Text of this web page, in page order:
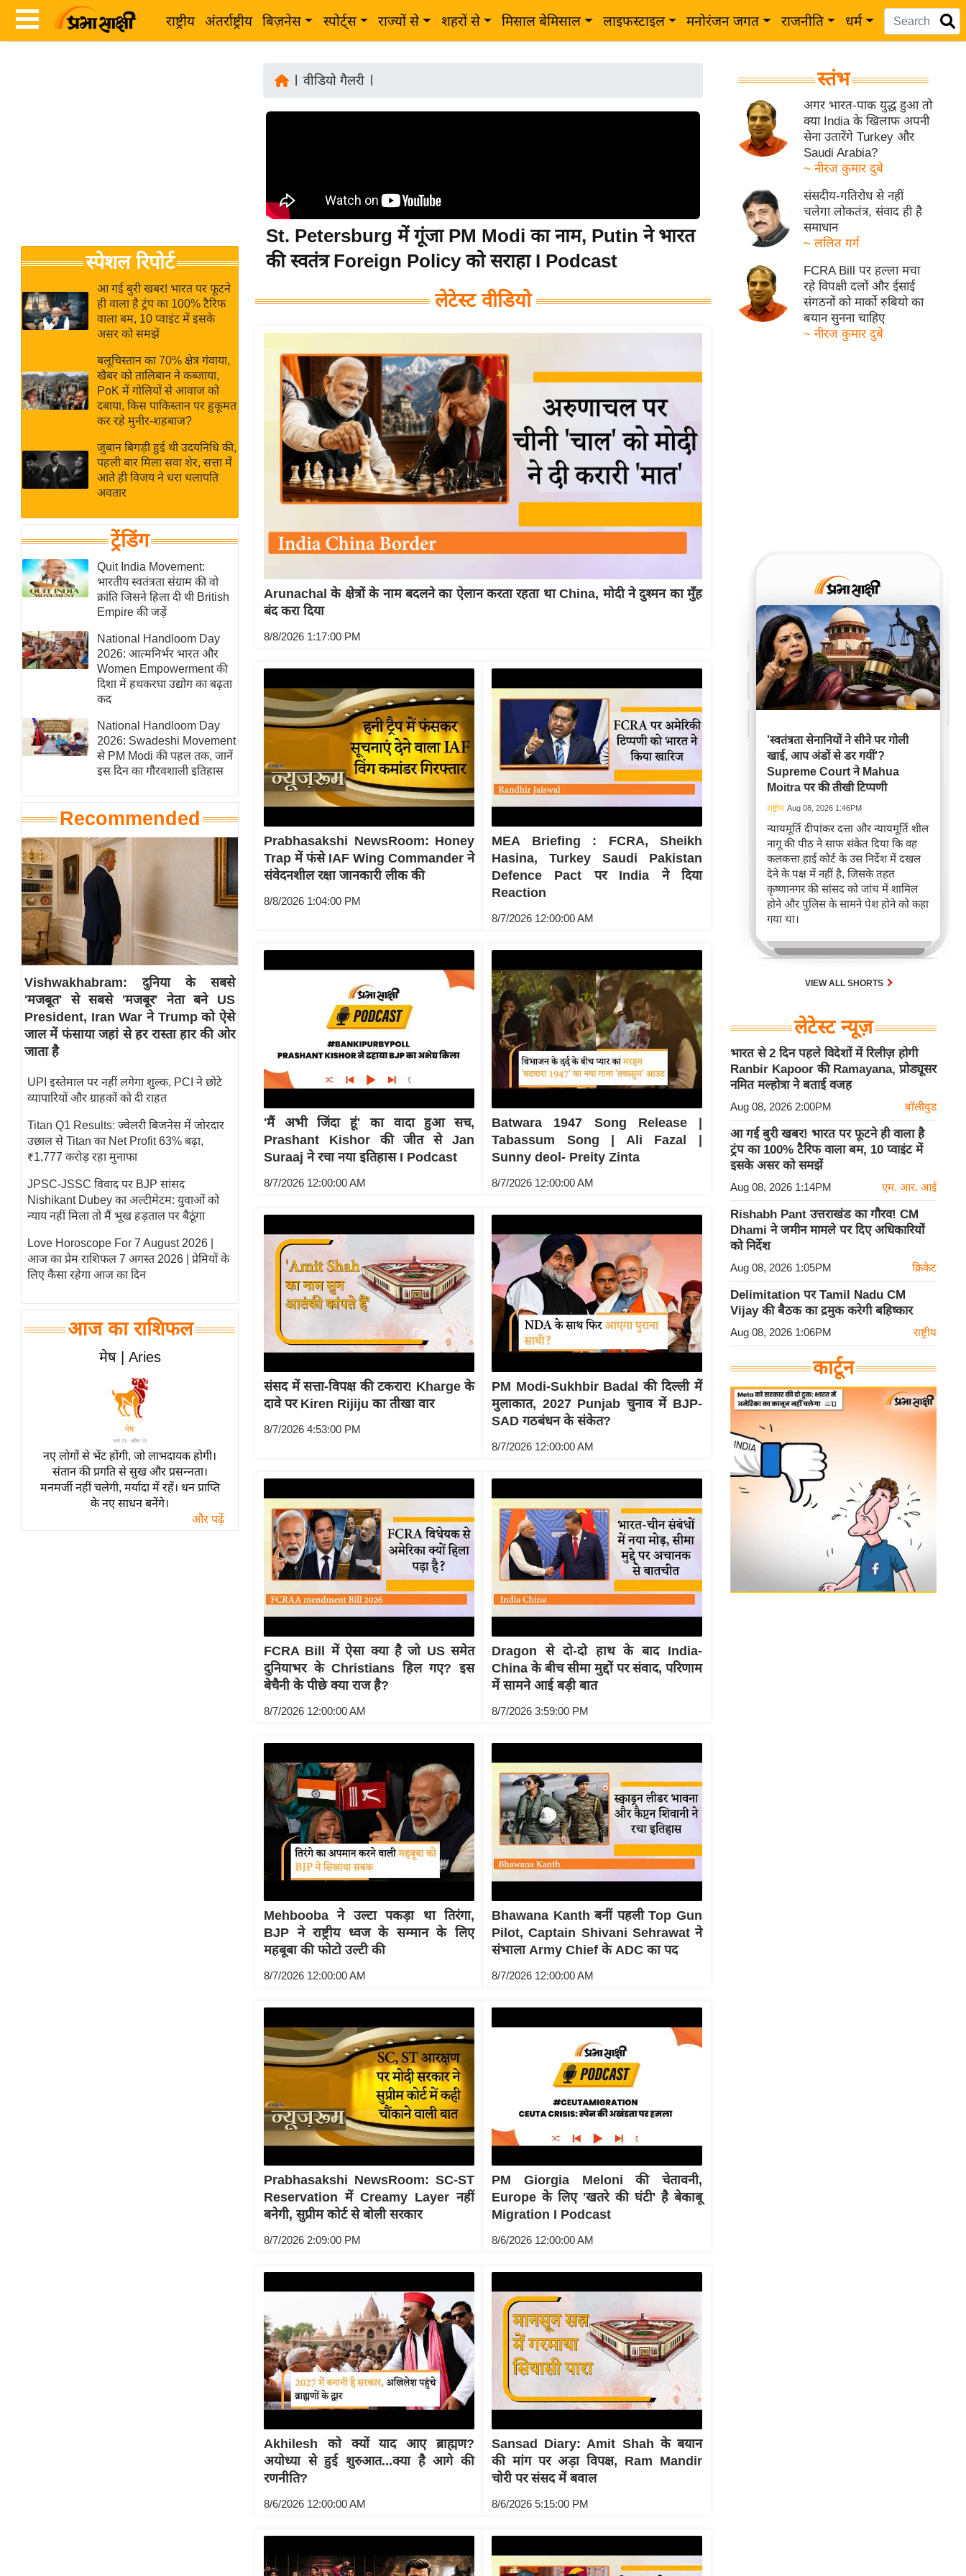
राष्ट्रीय अंतर्राष्ट्रीय बिज़नेस स्पोर्ट्स राज्यों से शहरों से मिसाल बेमिसाल लाइफस्टाइल मनोरंजन जगत राजनीति धर्म
Breaking
News in
Hindi
Hindi
Hindi
Videos
जगत
राय
बजट
क्रिकेट
IPL
2026
ई-पेपर
मिसाल बेमिसाल
शख्सियत
यंग इंडिया
साहित्य जगत
ऑटो वर्ल्ड
न्यूज ब्रीफ
मनोरंजन जगत
बॉलीवुड
हॉलीवुड
फिल्म समीक्षा
Breaking
News
लाइफस्टाइल
टेक्नॉलॉजी
घरेलू नुस्खे
पर्यटन स्थल
फिटनेस मंत्रा
रिलेशनशिप
राजनीति
विश्लेषण
समसामयिक
मातृभूमि
स्तंभ
एम.
आर.
समीक्षा
ज्योतिष
प्रभु
धर्मस्थल
व्रत
राशिफल
विशेष
स्पेशल रिपोर्ट
आ गई बुरी खबर! भारत पर फूटने
ही वाला है ट्रंप का 100% टैरिफ
वाला बम, 10 प्वाइंट में इसके
असर को समझें
बलूचिस्तान का 70% क्षेत्र गंवाया,
खैबर को तालिबान ने कब्जाया,
PoK में गोलियों से आवाज को
दबाया, किस पाकिस्तान पर हुकूमत
कर रहे मुनीर-शहबाज?
जुबान बिगड़ी हुई थी उदयनिधि की,
पहली बार मिला सवा शेर, सत्ता में
आते ही विजय ने धरा थलापति
अवतार
ट्रेंडिंग
Quit India Movement:
भारतीय स्वतंत्रता संग्राम की वो
क्रांति जिसने हिला दी थी British
Empire की जड़ें
National Handloom Day
2026: आत्मनिर्भर भारत और
Women Empowerment की
दिशा में हथकरघा उद्योग का बढ़ता
कद
National Handloom Day
2026: Swadeshi Movement
से PM Modi की पहल तक, जानें
इस दिन का गौरवशाली इतिहास
Recommended
Vishwakhabram: दुनिया के सबसे
'मजबूत' से सबसे 'मजबूर' नेता बने US
President, Iran War ने Trump को ऐसे
जाल में फंसाया जहां से हर रास्ता हार की ओर
जाता है
UPI इस्तेमाल पर नहीं लगेगा शुल्क, PCI ने छोटे
व्यापारियों और ग्राहकों को दी राहत
Titan Q1 Results: ज्वेलरी बिजनेस में जोरदार
उछाल से Titan का Net Profit 63% बढ़ा,
₹1,777 करोड़ रहा मुनाफा
JPSC-JSSC विवाद पर BJP सांसद
Nishikant Dubey का अल्टीमेटम: युवाओं को
न्याय नहीं मिला तो मैं भूख हड़ताल पर बैठूंगा
Love Horoscope For 7 August 2026 |
आज का प्रेम राशिफल 7 अगस्त 2026 | प्रेमियों के
लिए कैसा रहेगा आज का दिन
आज का राशिफल
मेष | Aries
नए लोगों से भेंट होंगी, जो लाभदायक होगी।
संतान की प्रगति से सुख और प्रसन्नता।
मनमर्जी नहीं चलेगी, मर्यादा में रहें। धन प्राप्ति
के नए साधन बनेंगे।
और पढ़ें
वीडियो गैलरी
St. Petersburg में गूंजा PM Modi का नाम, Putin ने भारत
की स्वतंत्र Foreign Policy को सराहा I Podcast
लेटेस्ट वीडियो
Arunachal के क्षेत्रों के नाम बदलने का ऐलान करता रहता था China, मोदी ने दुश्मन का मुँह
बंद करा दिया
8/8/2026 1:17:00 PM
Prabhasakshi NewsRoom: Honey
Trap में फंसे IAF Wing Commander ने
संवेदनशील रक्षा जानकारी लीक की
8/8/2026 1:04:00 PM
MEA Briefing : FCRA, Sheikh
Hasina, Turkey Saudi Pakistan
Defence Pact पर India ने दिया
Reaction
8/7/2026 12:00:00 AM
'मैं अभी जिंदा हूं' का वादा हुआ सच,
Prashant Kishor की जीत से Jan
Suraaj ने रचा नया इतिहास I Podcast
8/7/2026 12:00:00 AM
Batwara 1947 Song Release |
Tabassum Song | Ali Fazal |
Sunny deol- Preity Zinta
8/7/2026 12:00:00 AM
संसद में सत्ता-विपक्ष की टकरार! Kharge के
दावे पर Kiren Rijiju का तीखा वार
8/7/2026 4:53:00 PM
PM Modi-Sukhbir Badal की दिल्ली में
मुलाकात, 2027 Punjab चुनाव में BJP-
SAD गठबंधन के संकेत?
8/7/2026 12:00:00 AM
FCRA Bill में ऐसा क्या है जो US समेत
दुनियाभर के Christians हिल गए? इस
बेचैनी के पीछे क्या राज है?
8/7/2026 12:00:00 AM
Dragon से दो-दो हाथ के बाद India-
China के बीच सीमा मुद्दों पर संवाद, परिणाम
में सामने आई बड़ी बात
8/7/2026 3:59:00 PM
Mehbooba ने उल्टा पकड़ा था तिरंगा,
BJP ने राष्ट्रीय ध्वज के सम्मान के लिए
महबूबा की फोटो उल्टी की
8/7/2026 12:00:00 AM
Bhawana Kanth बनीं पहली Top Gun
Pilot, Captain Shivani Sehrawat ने
संभाला Army Chief के ADC का पद
8/7/2026 12:00:00 AM
Prabhasakshi NewsRoom: SC-ST
Reservation में Creamy Layer नहीं
बनेगी, सुप्रीम कोर्ट से बोली सरकार
8/7/2026 2:09:00 PM
PM Giorgia Meloni की चेतावनी,
Europe के लिए 'खतरे की घंटी' है बेकाबू
Migration I Podcast
8/6/2026 12:00:00 AM
Akhilesh को क्यों याद आए ब्राह्मण?
अयोध्या से हुई शुरुआत...क्या है आगे की
रणनीति?
8/6/2026 12:00:00 AM
Sansad Diary: Amit Shah के बयान
की मांग पर अड़ा विपक्ष, Ram Mandir
चोरी पर संसद में बवाल
8/6/2026 5:15:00 PM
स्तंभ
अगर भारत-पाक युद्ध हुआ तो
क्या India के खिलाफ अपनी
सेना उतारेंगे Turkey और
Saudi Arabia?
~ नीरज कुमार दुबे
संसदीय-गतिरोध से नहीं
चलेगा लोकतंत्र, संवाद ही है
समाधान
~ ललित गर्ग
FCRA Bill पर हल्ला मचा
रहे विपक्षी दलों और ईसाई
संगठनों को मार्को रुबियो का
बयान सुनना चाहिए
~ नीरज कुमार दुबे
'स्वतंत्रता सेनानियों ने सीने पर गोली
खाई, आप अंडों से डर गयीं'?
Supreme Court ने Mahua
Moitra पर की तीखी टिप्पणी
राष्ट्रीय Aug 08, 2026 1:46PM
न्यायमूर्ति दीपांकर दत्ता और न्यायमूर्ति शील
नागू की पीठ ने साफ संकेत दिया कि वह
कलकत्ता हाई कोर्ट के उस निर्देश में दखल
देने के पक्ष में नहीं है, जिसके तहत
कृष्णानगर की सांसद को जांच में शामिल
होने और पुलिस के सामने पेश होने को कहा
गया था।
VIEW ALL SHORTS
लेटेस्ट न्यूज़
भारत से 2 दिन पहले विदेशों में रिलीज़ होगी
Ranbir Kapoor की Ramayana, प्रोड्यूसर
नमित मल्होत्रा ने बताई वजह
Aug 08, 2026 2:00PM बॉलीवुड
आ गई बुरी खबर! भारत पर फूटने ही वाला है
ट्रंप का 100% टैरिफ वाला बम, 10 प्वाइंट में
इसके असर को समझें
Aug 08, 2026 1:14PM एम. आर. आई
Rishabh Pant उत्तराखंड का गौरव! CM
Dhami ने जमीन मामले पर दिए अधिकारियों
को निर्देश
Aug 08, 2026 1:05PM क्रिकेट
Delimitation पर Tamil Nadu CM
Vijay की बैठक का द्रमुक करेगी बहिष्कार
Aug 08, 2026 1:06PM राष्ट्रीय
कार्टून